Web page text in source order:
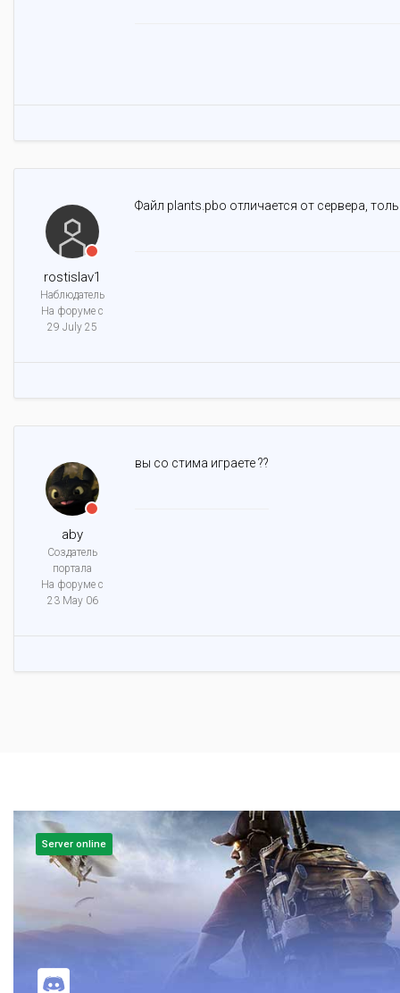
rostislav1
Наблюдатель
На форуме с
29 July 25
Файл plants.pbo отличается от сервера,
aby
Создатель
портала
На форуме с
23 May 06
вы со стима играете ??
Server online